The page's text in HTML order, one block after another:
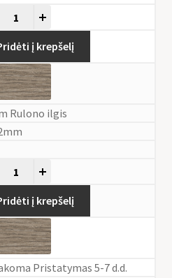
į krepšelį
Rulono ilgis
į krepšelį
Pristatymas 5-7 d.d.